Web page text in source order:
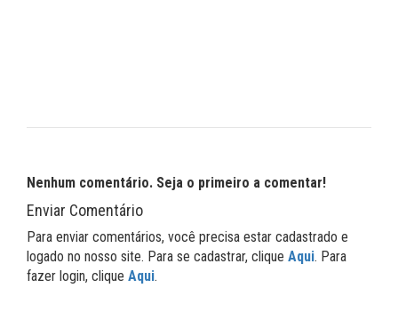
Nenhum comentário. Seja o primeiro a comentar!
Enviar Comentário
Para enviar comentários, você precisa estar cadastrado e
logado no nosso site. Para se cadastrar, clique Aqui. Para
fazer login, clique Aqui.